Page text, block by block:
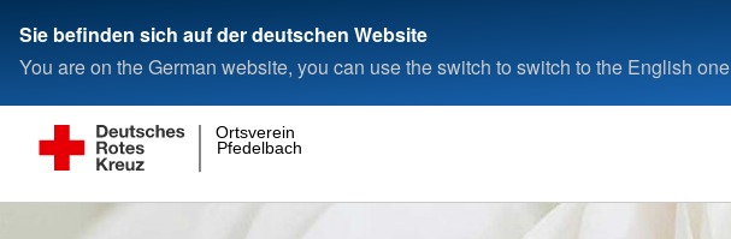
Sie befinden sich auf der deutschen Website
You are on the German website, you can use the switch to switch to the English one
Pfedelbach
Ortsverein